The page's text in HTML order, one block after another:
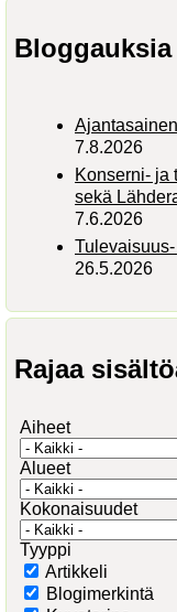
Bloggauksia
7.8.2026
Konserni- ja
sekä
7.6.2026
26.5.2026
Rajaa
Aiheet
Alueet
Kokonaisuudet
Tyyppi
Artikkeli
Blogimerkintä